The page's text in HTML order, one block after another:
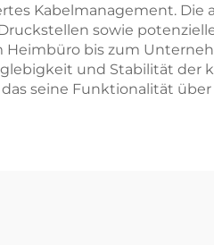
Kabelmanagement.
sowie
bis zum
und Stabilität
seine Funktionalität